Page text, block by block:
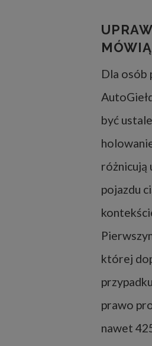
Dla osób
być
różnicują
pojazdu
której
prawo
nawet